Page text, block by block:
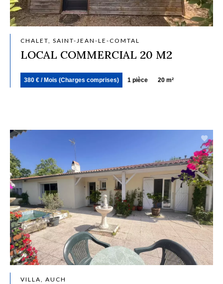
CHALET, SAINT-JEAN-LE-COMTAL
LOCAL COMMERCIAL 20 M2
380 € / Mois (Charges comprises) 1 pièce 20 m²
VILLA, AUCH